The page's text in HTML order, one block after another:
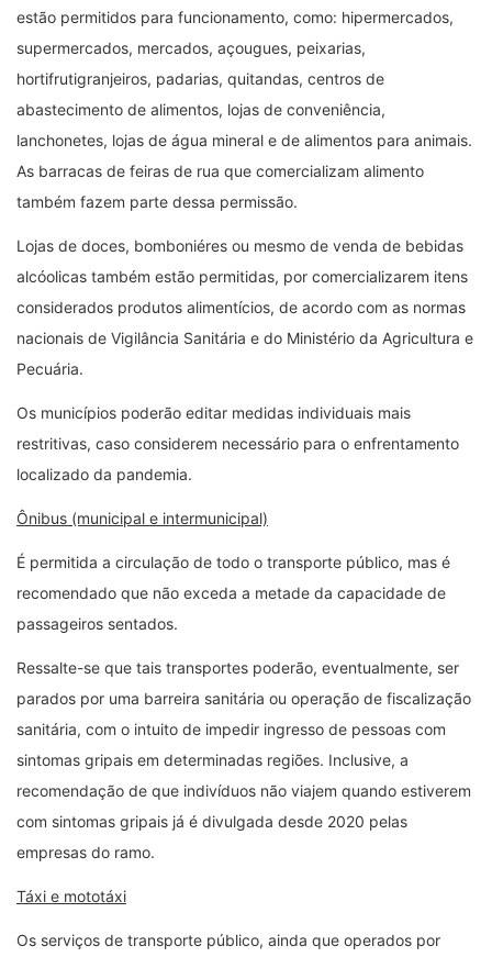
estão permitidos para funcionamento, como: hipermercados,
supermercados, mercados, açougues, peixarias,
hortifrutigranjeiros, padarias, quitandas, centros de
abastecimento de alimentos, lojas de conveniência,
lanchonetes, lojas de água mineral e de alimentos para animais.
As barracas de feiras de rua que comercializam alimento
também fazem parte dessa permissão.
Lojas de doces, bomboniéres ou mesmo de venda de bebidas
alcóolicas também estão permitidas, por comercializarem itens
considerados produtos alimentícios, de acordo com as normas
nacionais de Vigilância Sanitária e do Ministério da Agricultura e
Pecuária.
Os municípios poderão editar medidas individuais mais
restritivas, caso considerem necessário para o enfrentamento
localizado da pandemia.
Ônibus (municipal e intermunicipal)
É permitida a circulação de todo o transporte público, mas é
recomendado que não exceda a metade da capacidade de
passageiros sentados.
Ressalte-se que tais transportes poderão, eventualmente, ser
parados por uma barreira sanitária ou operação de fiscalização
sanitária, com o intuito de impedir ingresso de pessoas com
sintomas gripais em determinadas regiões. Inclusive, a
recomendação de que indivíduos não viajem quando estiverem
com sintomas gripais já é divulgada desde 2020 pelas
empresas do ramo.
Táxi e mototáxi
Os serviços de transporte público, ainda que operados por